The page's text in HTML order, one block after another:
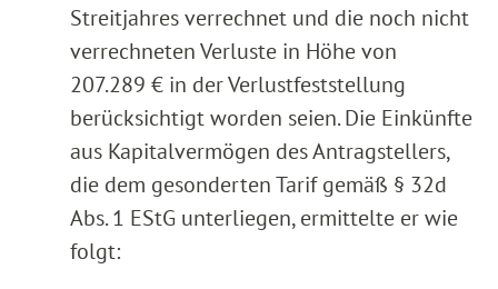
Streitjahres verrechnet und die noch nicht
verrechneten Verluste in Höhe von
207.289 € in der Verlustfeststellung
berücksichtigt worden seien. Die Einkünfte
aus Kapitalvermögen des Antragstellers,
die dem gesonderten Tarif gemäß § 32d
Abs. 1 EStG unterliegen, ermittelte er wie
folgt: